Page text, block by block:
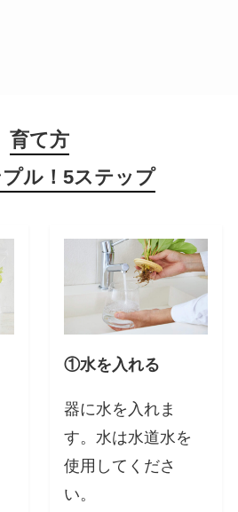
育て方
ル！5ステップ
①水を入れる
器に水を入れま
す。水は水道水を
使用してくださ
い。